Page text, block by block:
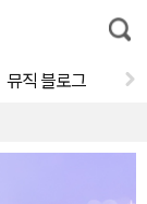
통
합
뮤직 블로그